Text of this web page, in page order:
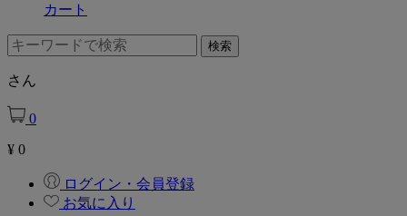
カート
さん
0
¥ 0
ログイン・会員登録
お気に入り